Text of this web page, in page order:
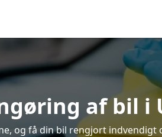
af bil i
og få din bil rengjort